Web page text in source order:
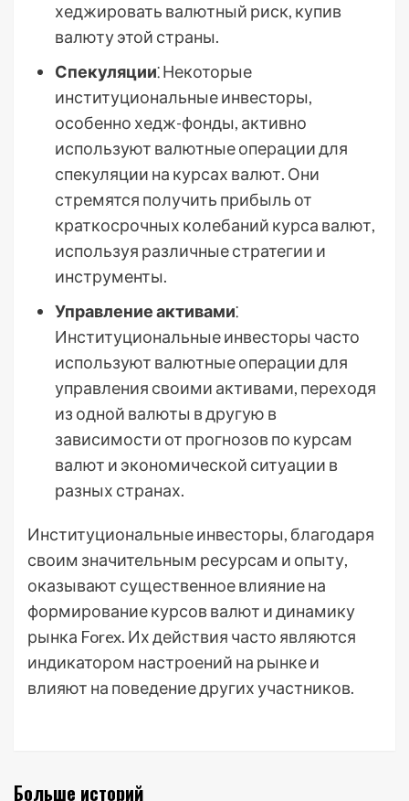
хеджировать валютный риск, купив
валюту этой страны.
Спекуляции⁚ Некоторые
институциональные инвесторы,
особенно хедж-фонды, активно
используют валютные операции для
спекуляции на курсах валют. Они
стремятся получить прибыль от
краткосрочных колебаний курса валют,
используя различные стратегии и
инструменты.
Управление активами⁚
Институциональные инвесторы часто
используют валютные операции для
управления своими активами, переходя
из одной валюты в другую в
зависимости от прогнозов по курсам
валют и экономической ситуации в
разных странах.
Институциональные инвесторы, благодаря
своим значительным ресурсам и опыту,
оказывают существенное влияние на
формирование курсов валют и динамику
рынка Forex. Их действия часто являются
индикатором настроений на рынке и
влияют на поведение других участников.
Больше историй